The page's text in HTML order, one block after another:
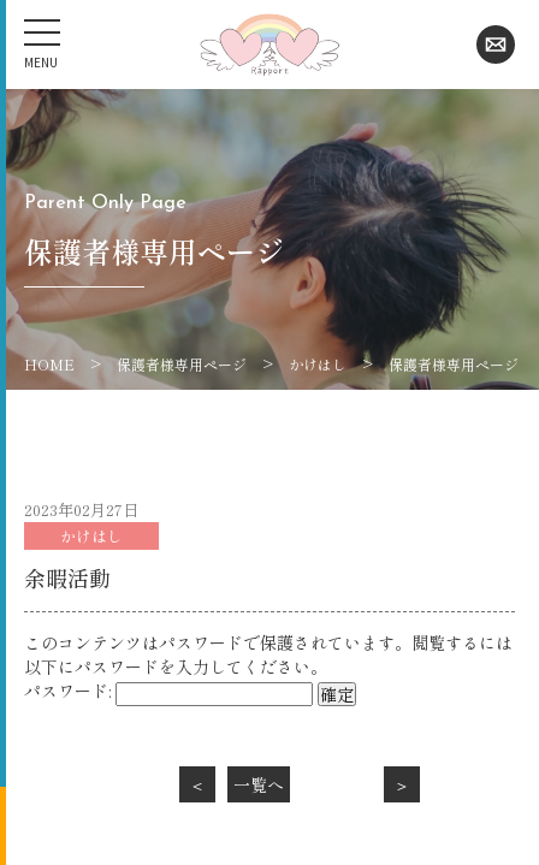
Parent Only Page
保護者様専用ページ
HOME > 保護者様専用ページ > かけはし > 保護者様専用ページ
2023年02月27日
かけはし
余暇活動
このコンテンツはパスワードで保護されています。閲覧するには
以下にパスワードを入力してください。
パスワード:
＜ 一覧へ ＞